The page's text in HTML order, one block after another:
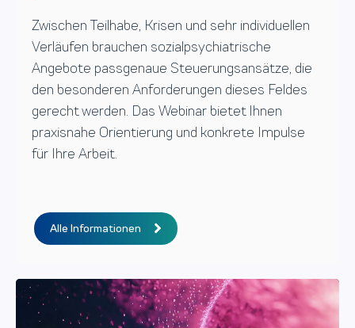
Zwischen Teilhabe, Krisen und sehr individuellen
Verläufen brauchen sozialpsychiatrische
Angebote passgenaue Steuerungsansätze, die
den besonderen Anforderungen dieses Feldes
gerecht werden. Das Webinar bietet Ihnen
praxisnahe Orientierung und konkrete Impulse
für Ihre Arbeit.
Alle Informationen